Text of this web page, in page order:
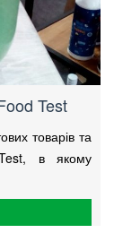
Test
товарів та
Test, в якому